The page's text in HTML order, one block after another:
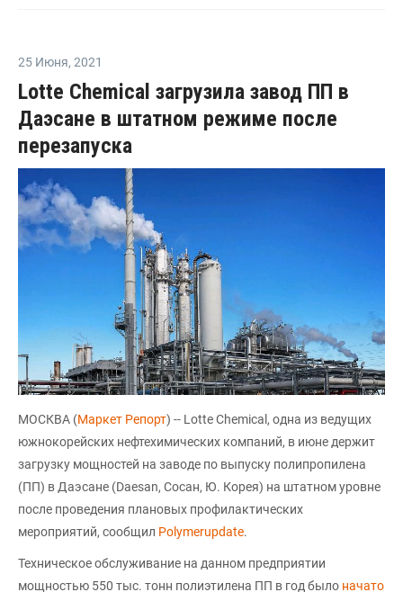
25 Июня, 2021
Lotte Chemical загрузила завод ПП в
Даэсане в штатном режиме после
перезапуска
МОСКВА (Маркет Репорт) -- Lotte Chemical, одна из ведущих
южнокорейских нефтехимических компаний, в июне держит
загрузку мощностей на заводе по выпуску полипропилена
(ПП) в Даэсане (Daesan, Сосан, Ю. Корея) на штатном уровне
после проведения плановых профилактических
мероприятий, сообщил Polymerupdate.
Техническое обслуживание на данном предприятии
мощностью 550 тыс. тонн полиэтилена ПП в год было начато